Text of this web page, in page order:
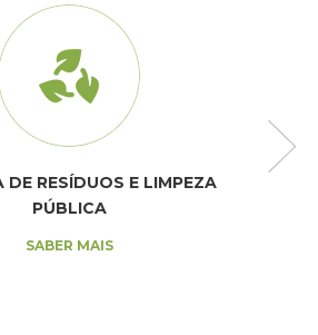
DE RESÍDUOS E LIMPEZA
PÚBLICA
SABER MAIS